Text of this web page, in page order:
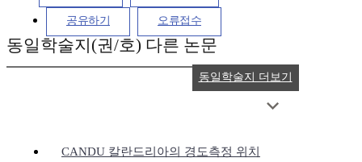
공유하기 오류접수
동일학술지(권/호) 다른 논문
CANDU 칼란드리아의 경도측정 위치
동일학술지 더보기